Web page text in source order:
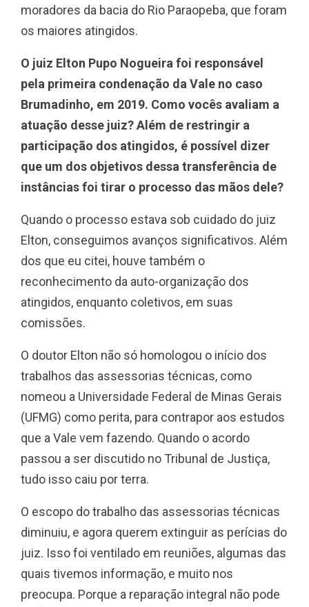
moradores da bacia do Rio Paraopeba, que foram
os maiores atingidos.
O juiz Elton Pupo Nogueira foi responsável
pela primeira condenação da Vale no caso
Brumadinho, em 2019. Como vocês avaliam a
atuação desse juiz? Além de restringir a
participação dos atingidos, é possível dizer
que um dos objetivos dessa transferência de
instâncias foi tirar o processo das mãos dele?
Quando o processo estava sob cuidado do juiz
Elton, conseguimos avanços significativos. Além
dos que eu citei, houve também o
reconhecimento da auto-organização dos
atingidos, enquanto coletivos, em suas
comissões.
O doutor Elton não só homologou o início dos
trabalhos das assessorias técnicas, como
nomeou a Universidade Federal de Minas Gerais
(UFMG) como perita, para contrapor aos estudos
que a Vale vem fazendo. Quando o acordo
passou a ser discutido no Tribunal de Justiça,
tudo isso caiu por terra.
O escopo do trabalho das assessorias técnicas
diminuiu, e agora querem extinguir as perícias do
juiz. Isso foi ventilado em reuniões, algumas das
quais tivemos informação, e muito nos
preocupa. Porque a reparação integral não pode